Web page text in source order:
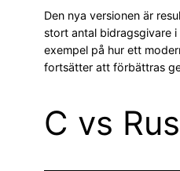
Den nya versionen är
stort antal bidragsgivare
exempel på hur ett
fortsätter att förbättras
C vs